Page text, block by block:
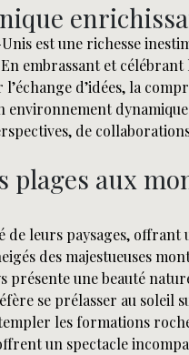
est une richesse
embrassant et
d’idées, la
de
plages aux
leurs paysages, offrant
des majestueuses
présente une beauté
se prélasser au
les formations
un spectacle